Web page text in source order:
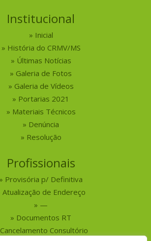
Institucional
Inicial
História do CRMV/MS
Últimas Notícias
Galeria de Fotos
Galeria de Vídeos
Portarias 2021
Materiais Técnicos
Denúncia
Resolução
Profissionais
Provisória p/ Definitiva
Atualização de Endereço
—
Documentos RT
Cancelamento Consultório